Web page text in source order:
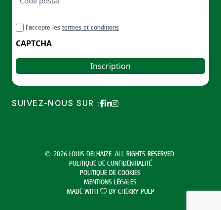
postal
postal
RGPDJ’accepte les termes et conditions
CAPTCHA
SUIVEZ-NOUS SUR :
© 2026 LOUIS DELHAIZE. ALL RIGHTS RESERVED.
POLITIQUE DE CONFIDENTIALITÉ
POLITIQUE DE COOKIES
MENTIONS LÉGALES
MADE WITH
BY CHERRY PULP